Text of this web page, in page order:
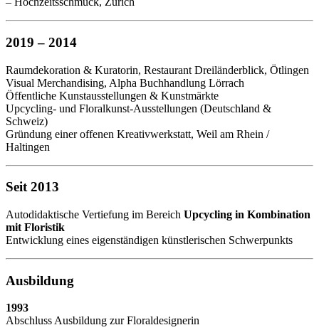
2019 – 2014
Raumdekoration & Kuratorin, Restaurant Dreiländerblick, Ötlingen
Visual Merchandising, Alpha Buchhandlung Lörrach
Öffentliche Kunstausstellungen & Kunstmärkte
Upcycling- und Floralkunst-Ausstellungen (Deutschland &
Schweiz)
Gründung einer offenen Kreativwerkstatt, Weil am Rhein /
Haltingen
Seit 2013
Autodidaktische Vertiefung im Bereich Upcycling in Kombination
mit Floristik
Entwicklung eines eigenständigen künstlerischen Schwerpunkts
Ausbildung
1993
Abschluss Ausbildung zur Floraldesignerin